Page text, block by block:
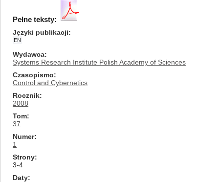
Pełne teksty:
Języki publikacji
EN
Wydawca
Systems Research Institute Polish Academy of Sciences
Czasopismo
Control and Cybernetics
Rocznik
2008
Tom
37
Numer
1
Strony
3-4
Daty